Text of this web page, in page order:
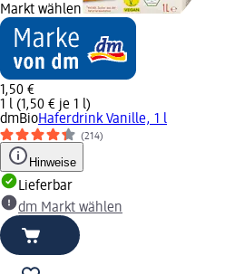
Markt wählen
1,50 €
1 l (1,50 € je 1 l)
dmBioHaferdrink Vanille, 1 l
(214)
Hinweise
Lieferbar
dm Markt wählen